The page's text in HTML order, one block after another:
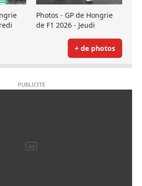
Photos - GP de Hongrie
de F1 2026 - Jeudi
+ de photos